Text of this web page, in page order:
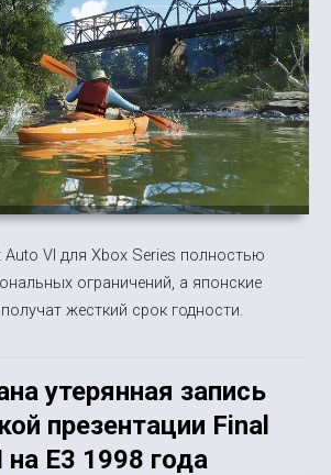
Auto VI для Xbox Series полностью
ограничений, а японские
жесткий срок годности.
утерянная запись
презентации Final
на E3 1998 года